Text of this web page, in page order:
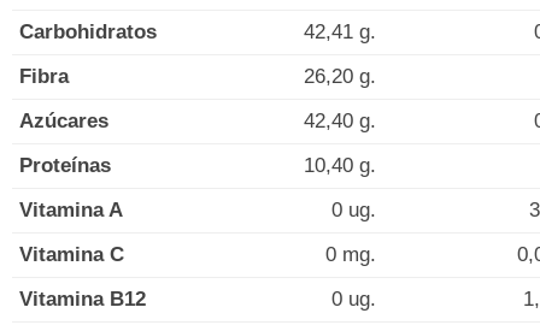
Carbohidratos
42,41 g.
Fibra
26,20 g.
Azúcares
42,40 g.
Proteínas
10,40 g.
Vitamina A
0 ug.
Vitamina C
0 mg.
Vitamina B12
0 ug.